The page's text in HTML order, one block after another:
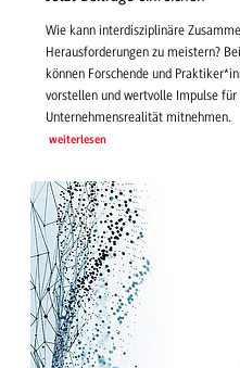
Wie kann interdisziplinäre
Herausforderungen zu meistern?
können Forschende und
vorstellen und wertvolle Impulse für
Unternehmensrealität mitnehmen.
weiterlesen